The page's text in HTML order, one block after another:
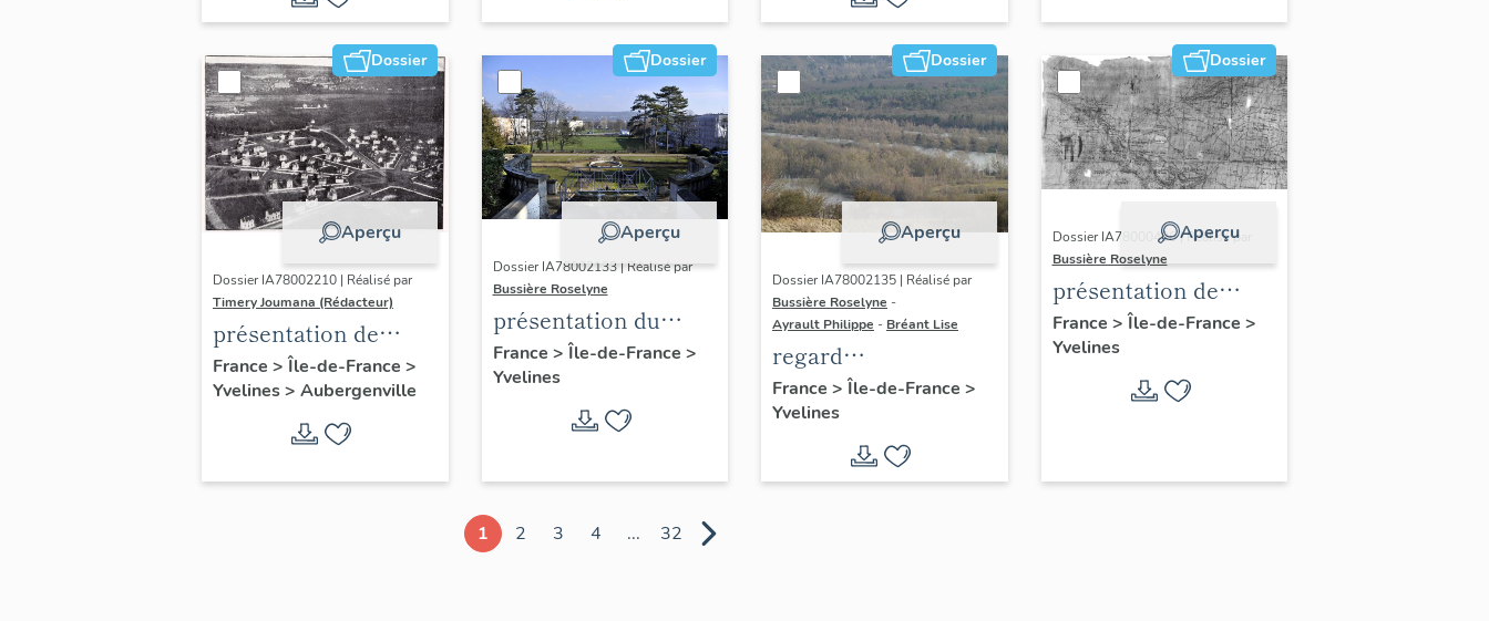
Dossier
Aperçu
Dossier IA78002210 | Réalisé par
Timery Joumana (Rédacteur)
présentation de
l'étude
d'Elisabethville
France > Île-de-France >
Yvelines> Aubergenville
Dossier
Aperçu
Dossier IA78002133 | Réalisé par
Bussière Roselyne
présentation du
diagnostic
patrimonial, urbain
et paysager de Seine-
France > Île-de-France >
Yvelines
Dossier
Aperçu
Dossier IA78002135 | Réalisé par
Bussière Roselyne -
Ayrault Philippe - Bréant Lise
regard
photographique sur
le territoire de Seine-
France > Île-de-France >
Yvelines
Dossier
Aperçu
Dossier IA78000496 | Réalisé par
Bussière Roselyne
présentation de
l'étude du
patrimoine de l'aire
d'étude Versailles
périphérie sud
France > Île-de-France >
Yvelines
1 2 3 4 ... 32